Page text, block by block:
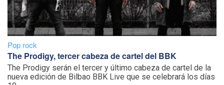
Pop rock
The Prodigy, tercer cabeza de cartel del BBK
The Prodigy serán el tercer y último cabeza de cartel de la
nueva edición de Bilbao BBK Live que se celebrará los días